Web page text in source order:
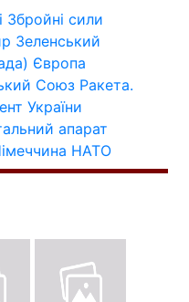
Збройні сили
Зеленський
Європа
Союз Ракета.
України
апарат
НАТО